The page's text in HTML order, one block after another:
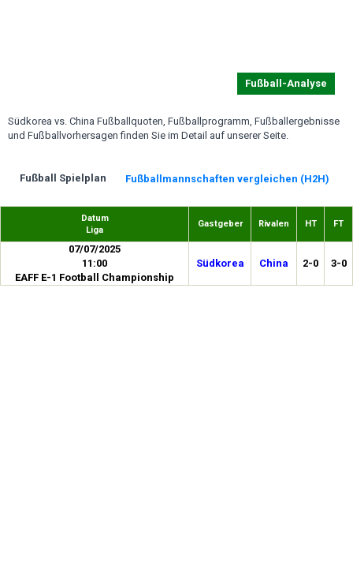
Fußball-Analyse
Südkorea vs. China Fußballquoten, Fußballprogramm, Fußballergebnisse
und Fußballvorhersagen finden Sie im Detail auf unserer Seite.
Fußball Spielplan Fußballmannschaften vergleichen (H2H)
Datum
Liga
Gastgeber Rivalen HT FT
07/07/2025
11:00
EAFF E-1 Football Championship
Südkorea China 2-0 3-0